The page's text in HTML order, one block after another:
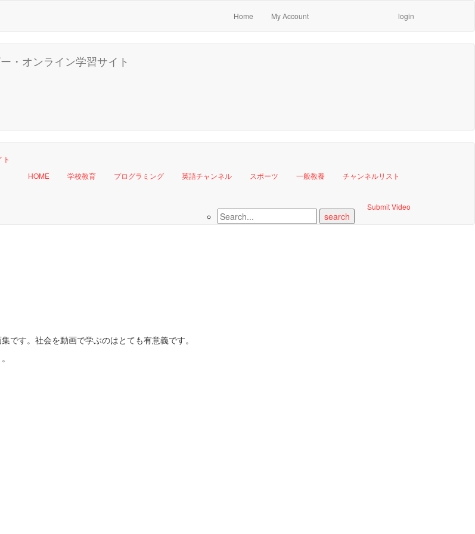
login
Home My Account
HOME 学校教育 プログラミング 英語チャンネル スポーツ 一般教養 チャンネルリスト
Submit Video
です。社会を動画で学ぶのはとても有意義です。